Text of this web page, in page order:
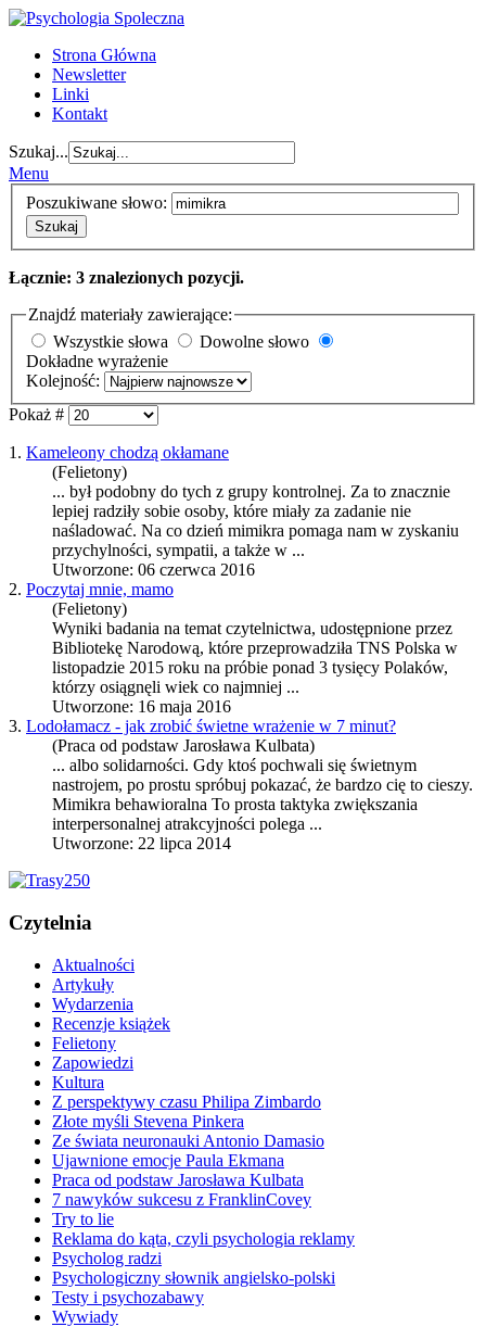
Strona Główna
Newsletter
Linki
Kontakt
Szukaj...
Menu
Poszukiwane słowo:
Szukaj
Łącznie: 3 znalezionych pozycji.
Znajdź materiały zawierające:
Wszystkie słowa
Dowolne słowo
Dokładne wyrażenie
Kolejność:
Pokaż #
1. Kameleony chodzą okłamane
(Felietony)
... był podobny do tych z grupy kontrolnej. Za to znacznie
lepiej radziły sobie osoby, które miały za zadanie nie
naśladować. Na co dzień mimikra pomaga nam w zyskaniu
przychylności, sympatii, a także w ...
Utworzone: 06 czerwca 2016
2. Poczytaj mnie, mamo
(Felietony)
Wyniki badania na temat czytelnictwa, udostępnione przez
Bibliotekę Narodową, które przeprowadziła TNS Polska w
listopadzie 2015 roku na próbie ponad 3 tysięcy Polaków,
którzy osiągnęli wiek co najmniej ...
Utworzone: 16 maja 2016
3. Lodołamacz - jak zrobić świetne wrażenie w 7 minut?
(Praca od podstaw Jarosława Kulbata)
... albo solidarności. Gdy ktoś pochwali się świetnym
nastrojem, po prostu spróbuj pokazać, że bardzo cię to cieszy.
Mimikra behawioralna To prosta taktyka zwiększania
interpersonalnej atrakcyjności polega ...
Utworzone: 22 lipca 2014
Czytelnia
Aktualności
Artykuły
Wydarzenia
Recenzje książek
Felietony
Zapowiedzi
Kultura
Z perspektywy czasu Philipa Zimbardo
Złote myśli Stevena Pinkera
Ze świata neuronauki Antonio Damasio
Ujawnione emocje Paula Ekmana
Praca od podstaw Jarosława Kulbata
7 nawyków sukcesu z FranklinCovey
Try to lie
Reklama do kąta, czyli psychologia reklamy
Psycholog radzi
Psychologiczny słownik angielsko-polski
Testy i psychozabawy
Wywiady